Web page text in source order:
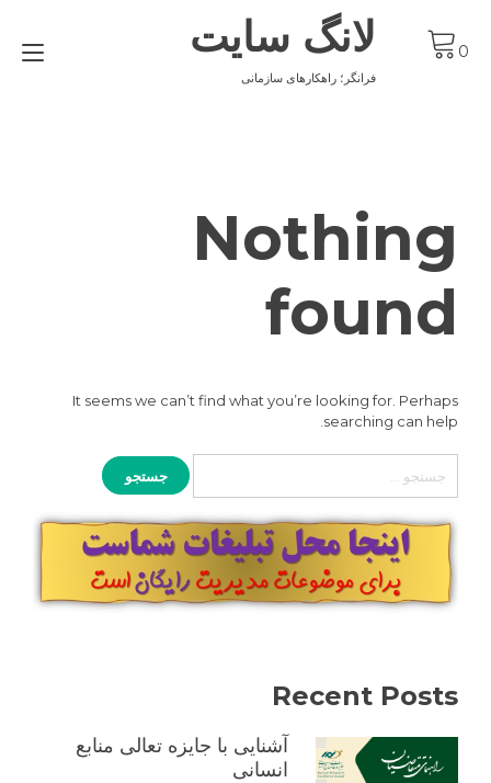
content
لانگ سایت
فرانگر؛ راهکارهای سازمانی
0
Nothing
found
It seems we can’t find what you’re looking for. Perhaps
searching can help.
برای:
Recent Posts
آشنایی با جایزه تعالی منابع
انسانی